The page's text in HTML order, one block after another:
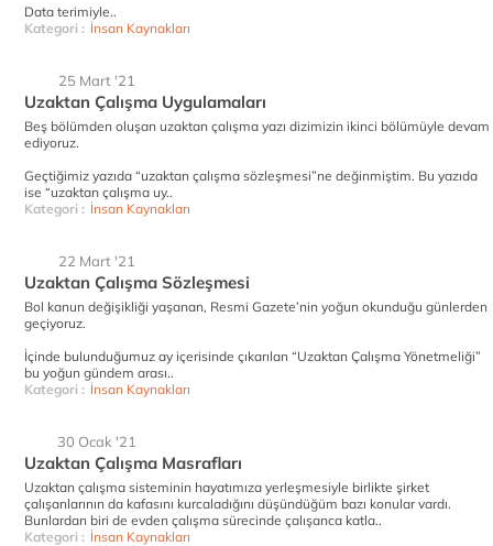
Data terimiyle..
Kategori : İnsan Kaynakları
25 Mart '21
Uzaktan Çalışma Uygulamaları
Beş bölümden oluşan uzaktan çalışma yazı dizimizin ikinci bölümüyle devam
ediyoruz.
Geçtiğimiz yazıda “uzaktan çalışma sözleşmesi”ne değinmiştim. Bu yazıda
ise “uzaktan çalışma uy..
Kategori : İnsan Kaynakları
22 Mart '21
Uzaktan Çalışma Sözleşmesi
Bol kanun değişikliği yaşanan, Resmi Gazete’nin yoğun okunduğu günlerden
geçiyoruz.
İçinde bulunduğumuz ay içerisinde çıkarılan “Uzaktan Çalışma Yönetmeliği”
bu yoğun gündem arası..
Kategori : İnsan Kaynakları
30 Ocak '21
Uzaktan Çalışma Masrafları
Uzaktan çalışma sisteminin hayatımıza yerleşmesiyle birlikte şirket
çalışanlarının da kafasını kurcaladığını düşündüğüm bazı konular vardı.
Bunlardan biri de evden çalışma sürecinde çalışanca katla..
Kategori : İnsan Kaynakları